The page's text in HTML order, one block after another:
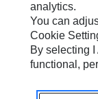
Legal
Privacy
US- Español© 2026
analytics.
You can
Cookie
By selecting
functional,